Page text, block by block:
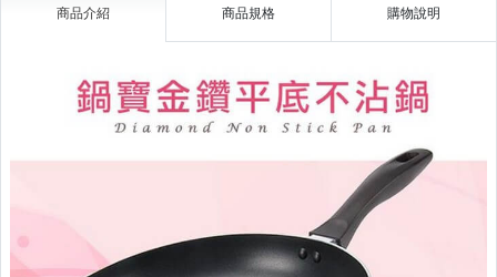
商品介紹 商品規格 購物說明